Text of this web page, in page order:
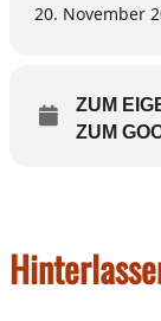
20. November
ZUM
ZUM